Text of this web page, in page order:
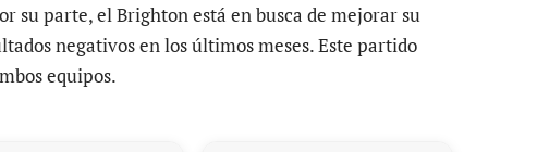
su parte, el Brighton está en busca de mejorar su
negativos en los últimos meses. Este partido
equipos.